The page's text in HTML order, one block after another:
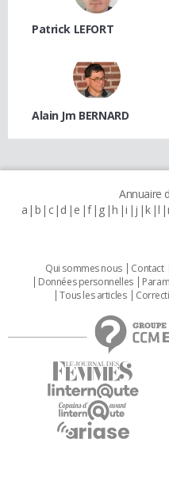
Patrick LEFORT
Alain Jm BERNARD
Annuaire
a b c d e f g h i j k l
Qui sommes nous Contact
Données personnelles
Tous les articles